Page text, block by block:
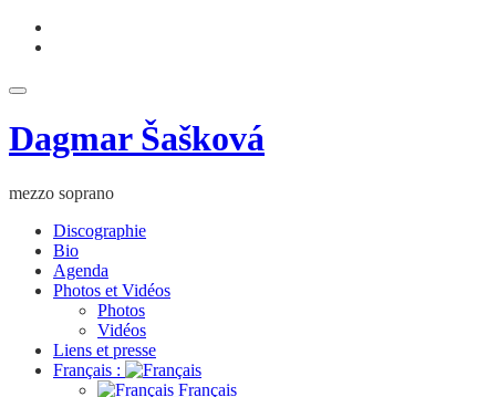
Aller
Déplier
navigation
Dagmar Šašková
mezzo soprano
Discographie
Bio
Agenda
Photos et Vidéos
Photos
Vidéos
Liens et presse
Français :
Français